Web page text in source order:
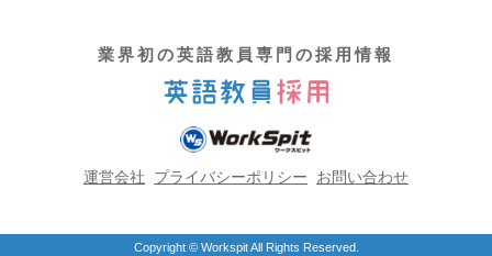
業界初の英語教員専門の採用情報
運営会社 プライバシーポリシー お問い合わせ
Copyright © Workspit All Rights Reserved.